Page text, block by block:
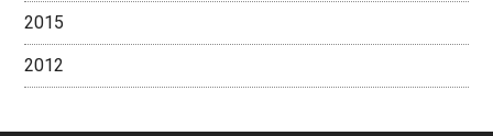
2015
2012